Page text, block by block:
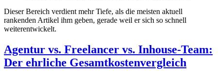
Dieser Bereich verdient mehr Tiefe, als die meisten aktuell
rankenden Artikel ihm geben, gerade weil er sich so schnell
weiterentwickelt.
Agentur vs. Freelancer vs. Inhouse-Team:
Der ehrliche Gesamtkostenvergleich